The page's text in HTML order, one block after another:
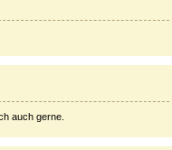
auch gerne.